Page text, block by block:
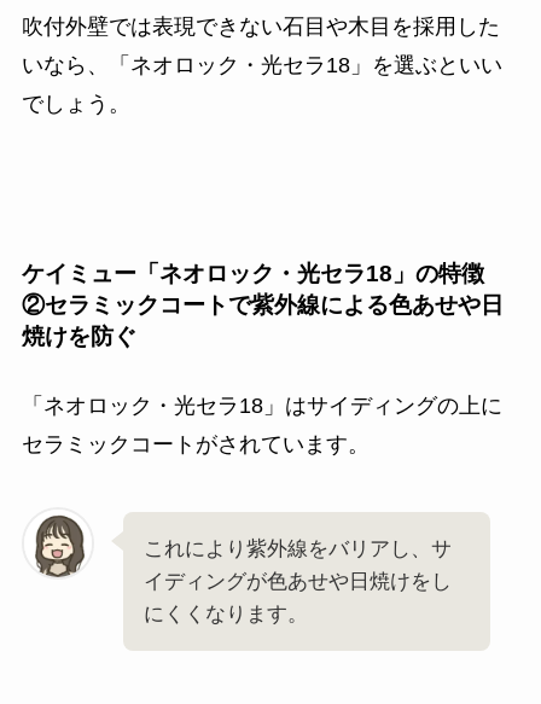
吹付外壁では表現できない石目や木目を採用した
いなら、「ネオロック・光セラ18」を選ぶといい
でしょう。
ケイミュー「ネオロック・光セラ18」の特徴
②セラミックコートで紫外線による色あせや日
焼けを防ぐ
「ネオロック・光セラ18」はサイディングの上に
セラミックコートがされています。
これにより紫外線をバリアし、サ
イディングが色あせや日焼けをし
にくくなります。